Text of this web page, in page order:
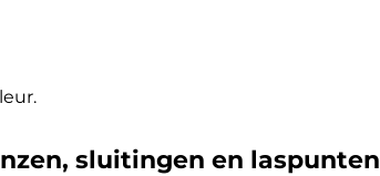
sluitingen en laspunten